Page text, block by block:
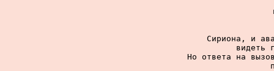
Сириона, и
видеть
Но ответа на